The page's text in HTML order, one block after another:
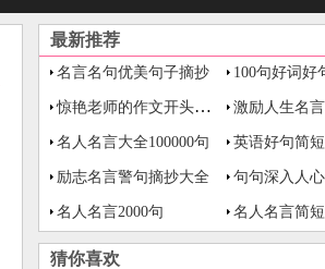
最新推荐
名言名句优美句子摘抄 100句好词好
惊艳老师的作文开头与结尾 激励人生名
名人名言大全100000句 英语好句简
励志名言警句摘抄大全 句句深入人
名人名言2000句 名人名言简
猜你喜欢